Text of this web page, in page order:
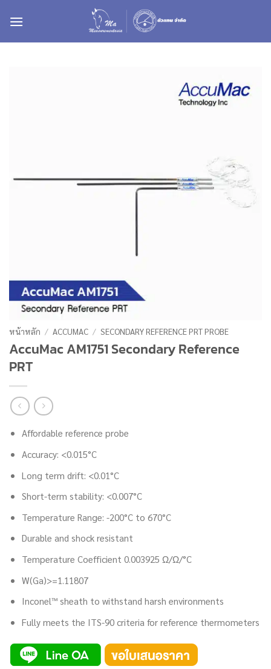
หน้าหลัก / ACCUMAC / SECONDARY REFERENCE PRT PROBE
AccuMac AM1751 Secondary Reference
PRT
Affordable reference probe
Accuracy: <0.015°C
Long term drift: <0.01°C
Short-term stability: <0.007°C
Temperature Range: -200°C to 670°C
Durable and shock resistant
Temperature Coefficient 0.003925 Ω/Ω/°C
W(Ga)>=1.11807
Inconel™ sheath to withstand harsh environments
Fully meets the ITS-90 criteria for reference thermometers